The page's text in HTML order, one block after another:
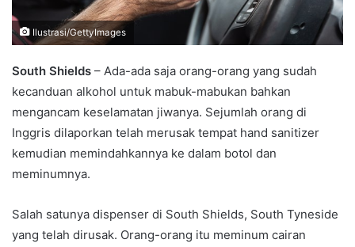
Ilustrasi/GettyImages
South Shields – Ada-ada saja orang-orang yang sudah
kecanduan alkohol untuk mabuk-mabukan bahkan
mengancam keselamatan jiwanya. Sejumlah orang di
Inggris dilaporkan telah merusak tempat hand sanitizer
kemudian memindahkannya ke dalam botol dan
meminumnya.
Salah satunya dispenser di South Shields, South Tyneside
yang telah dirusak. Orang-orang itu meminum cairan